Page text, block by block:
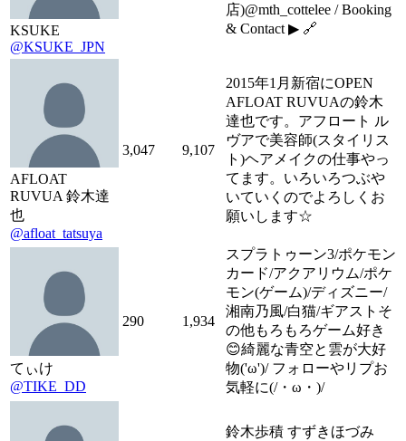
KSUKE
@KSUKE_JPN
店)@mth_cottelee / Booking
& Contact ▶︎ 🔗
AFLOAT
RUVUA 鈴木達
也
@afloat_tatsuya
3,047 9,107
2015年1月新宿にOPEN
AFLOAT RUVUAの鈴木
達也です。アフロート ル
ヴアで美容師(スタイリス
ト)ヘアメイクの仕事やっ
てます。いろいろつぶや
いていくのでよろしくお
願いします☆
てぃけ
@TIKE_DD
290 1,934
スプラトゥーン3/ポケモン
カード/アクアリウム/ポケ
モン(ゲーム)/ディズニー/
湘南乃風/白猫/ギアストそ
の他もろもろゲーム好き
😊綺麗な青空と雲が大好
物('ω')/ フォローやリプお
気軽に(/・ω・)/
鈴木歩積 すずきほづみ